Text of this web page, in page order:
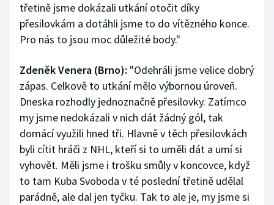
třetině jsme dokázali utkání otočit díky
přesilovkám a dotáhli jsme to do vítězného konce.
Pro nás to jsou moc důležité body."
Zdeněk Venera (Brno): "Odehráli jsme velice dobrý
zápas. Celkově to utkání mělo výbornou úroveň.
Dneska rozhodly jednoznačně přesilovky. Zatímco
my jsme nedokázali v nich dát žádný gól, tak
domácí využili hned tři. Hlavně v těch přesilovkách
byli cítit hráči z NHL, kteří si to uměli dát a umí si
vyhovět. Měli jsme i trošku smůly v koncovce, když
to tam Kuba Svoboda v té poslední třetině udělal
parádně, ale dal jen tyčku. Tak to ale je, my jsme si